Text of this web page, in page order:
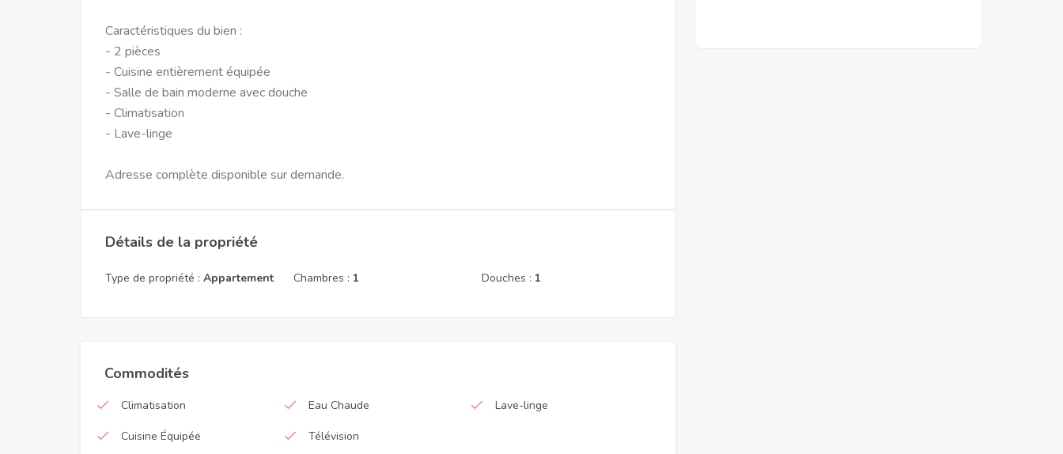
Caractéristiques du bien :
- 2 pièces
- Cuisine entièrement équipée
- Salle de bain moderne avec douche
- Climatisation
- Lave-linge
Adresse complète disponible sur demande.
Détails de la propriété
Type de propriété : Appartement Chambres : 1 Douches : 1
Commodités
Climatisation Eau Chaude Lave-linge
Cuisine Équipée Télévision